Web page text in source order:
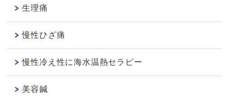
生理痛
慢性ひざ痛
慢性冷え性に海水温熱セラピー
美容鍼